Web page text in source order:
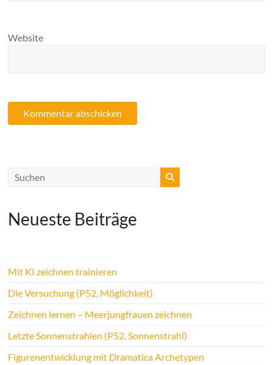
Website
Neueste Beiträge
Mit KI zeichnen trainieren
Die Versuchung (P52, Möglichkeit)
Zeichnen lernen – Meerjungfrauen zeichnen
Letzte Sonnenstrahlen (P52, Sonnenstrahl)
Figurenentwicklung mit Dramatica Archetypen